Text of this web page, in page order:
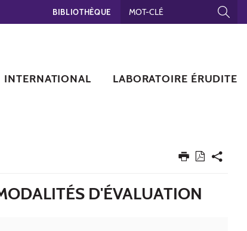
BIBLIOTHÈQUE
INTERNATIONAL LABORATOIRE ÉRUDITE
D'ÉVALUATION